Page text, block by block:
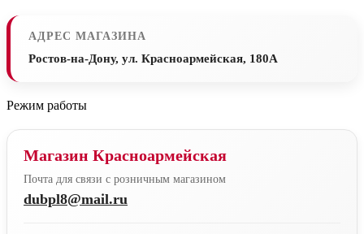
АДРЕС МАГАЗИНА
Ростов-на-Дону, ул. Красноармейская, 180А
Режим работы
Магазин Красноармейская
Почта для связи с розничным магазином
dubpl8@mail.ru